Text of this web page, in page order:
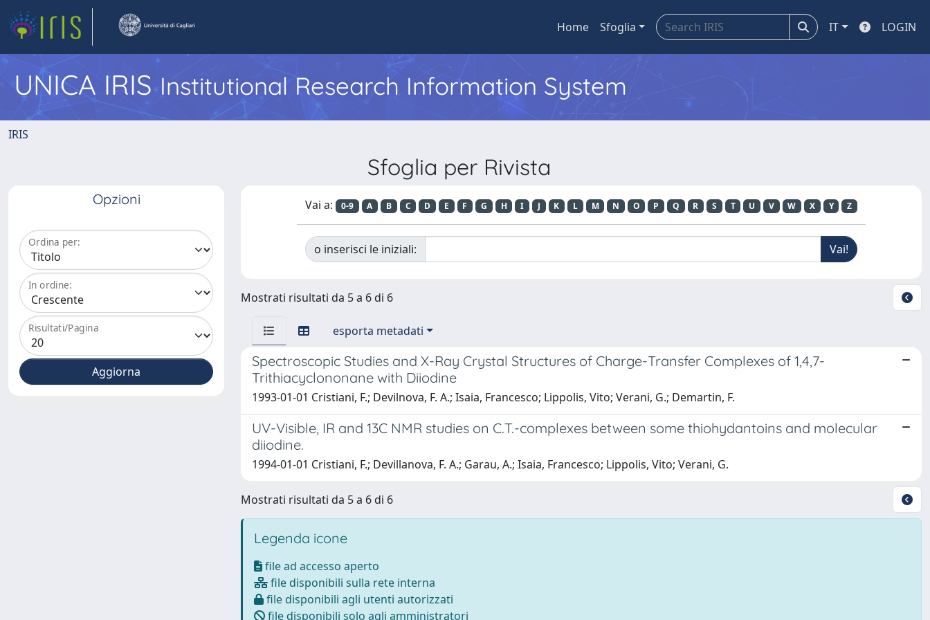
Home Sfoglia IT LOGIN
UNICA IRISInstitutional Research Information System
IRIS
Sfoglia per Rivista
Opzioni
Ordina per:
In ordine:
Risultati/Pagina
Vai a: 0-9 A B C D E F G H I J K L M N O P Q R S T U V W X Y Z
o inserisci le iniziali:
Mostrati risultati da 5 a 6 di 6
esporta metadati
Spectroscopic Studies and X-Ray Crystal Structures of Charge-Transfer Complexes of 1,4,7-
Trithiacyclononane with Diiodine
1993-01-01 Cristiani, F.; Devilnova, F. A.; Isaia, Francesco; Lippolis, Vito; Verani, G.; Demartin, F.
UV-Visible, IR and 13C NMR studies on C.T.-complexes between some thiohydantoins and molecular
diiodine.
1994-01-01 Cristiani, F.; Devillanova, F. A.; Garau, A.; Isaia, Francesco; Lippolis, Vito; Verani, G.
Mostrati risultati da 5 a 6 di 6
Legenda icone
file ad accesso aperto
file disponibili sulla rete interna
file disponibili agli utenti autorizzati
file disponibili solo agli amministratori